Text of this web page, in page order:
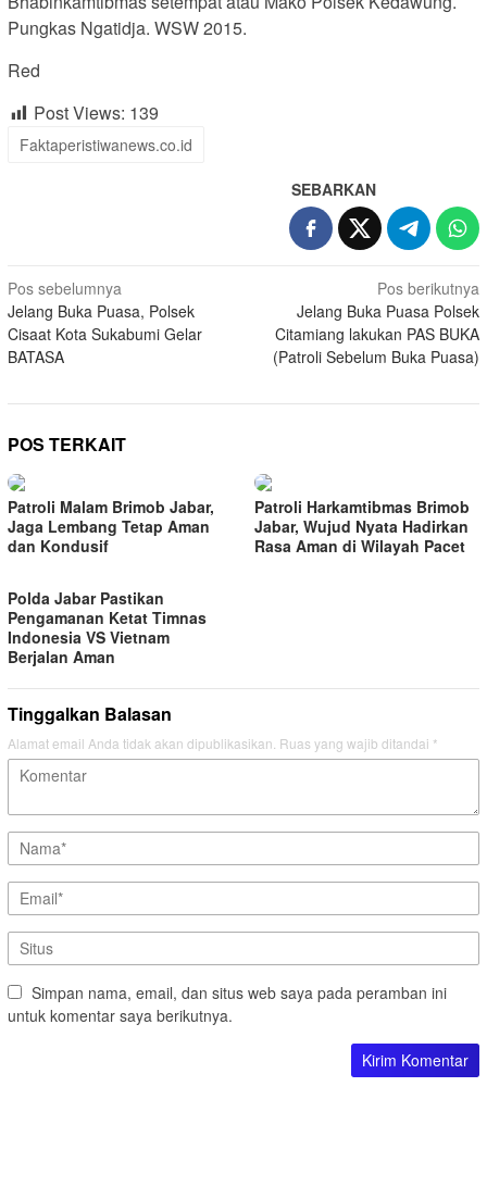
Pungkas Ngatidja. WSW 2015.
Red
Post Views: 139
Faktaperistiwanews.co.id
SEBARKAN
Navigasi
pos
Pos sebelumnya
Jelang Buka Puasa, Polsek
Cisaat Kota Sukabumi Gelar
BATASA
Pos berikutnya
Jelang Buka Puasa Polsek
Citamiang lakukan PAS BUKA
(Patroli Sebelum Buka Puasa)
POS TERKAIT
Patroli Malam Brimob Jabar,
Jaga Lembang Tetap Aman
dan Kondusif
Patroli Harkamtibmas Brimob
Jabar, Wujud Nyata Hadirkan
Rasa Aman di Wilayah Pacet
Polda Jabar Pastikan
Pengamanan Ketat Timnas
Indonesia VS Vietnam
Berjalan Aman
Tinggalkan Balasan
Alamat email Anda tidak akan dipublikasikan. Ruas yang wajib ditandai *
Simpan nama, email, dan situs web saya pada peramban ini
untuk komentar saya berikutnya.